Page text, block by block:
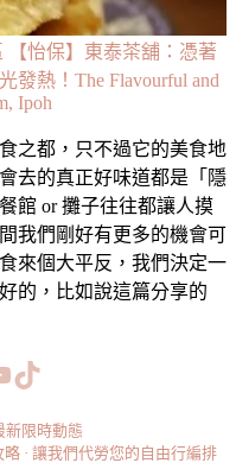
【怡保】東泰茶舖：憑著
發熱！The Flavourful and
Ipoh
之都，只不過它的美食地
去的真正好味道都是「隱
館 or 攤子往往都讓人摸
我們剛好有更多的機會可
來個大平反，我們決定一
的，比如說這篇分享的
片TikTok
新限時動態
略 · 讓我們代勞您的自由行編排